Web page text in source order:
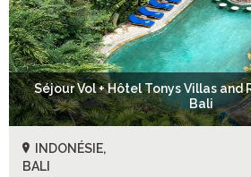
Séjour Vol + Hôtel Tonys Villas and
Bali
INDONÉSIE,
BALI